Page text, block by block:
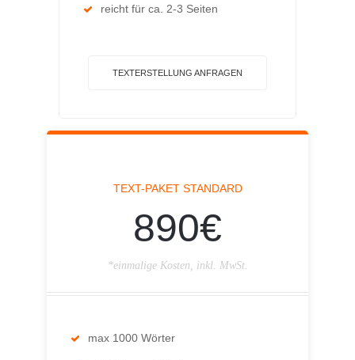
reicht für ca. 2-3 Seiten
TEXTERSTELLUNG ANFRAGEN
TEXT-PAKET STANDARD
890€
*einmalige Kosten, inkl. MwSt.
max 1000 Wörter